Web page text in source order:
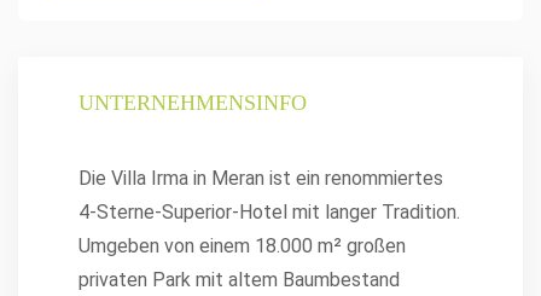
UNTERNEHMENSINFO
Die Villa Irma in Meran ist ein renommiertes
4-Sterne-Superior-Hotel mit langer Tradition.
Umgeben von einem 18.000 m² großen
privaten Park mit altem Baumbestand